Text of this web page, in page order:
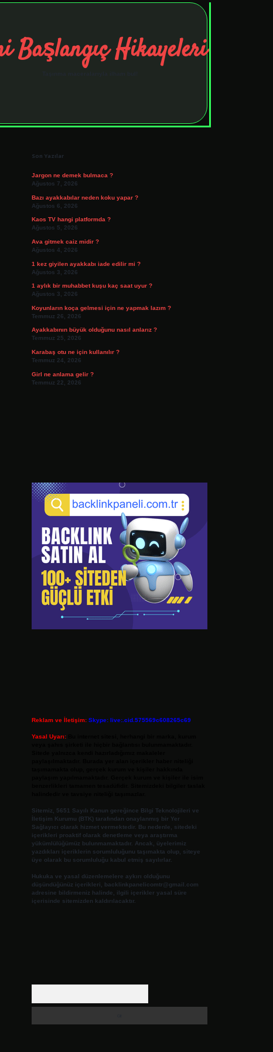
Başlangıç Hikayeleri
Son Yazılar
Jargon ne demek bulmaca ?
Ağustos 7, 2026
Bazı ayakkabılar neden koku yapar ?
Ağustos 6, 2026
Kaos TV hangi platformda ?
Ağustos 5, 2026
Ava gitmek caiz midir ?
Ağustos 4, 2026
1 kez giyilen ayakkabı iade edilir mi ?
Ağustos 3, 2026
1 aylık bir muhabbet kuşu kaç saat uyur ?
Ağustos 3, 2026
Koyunların koça gelmesi için ne yapmak lazım ?
Temmuz 26, 2026
Ayakkabının büyük olduğunu nasıl anlarız ?
Temmuz 25, 2026
Karabaş otu ne için kullanılır ?
Temmuz 24, 2026
Girl ne anlama gelir ?
Temmuz 22, 2026
Reklam ve İletişim: Skype: live:.cid.575569c608265c69
Yasal Uyarı:
Sitemiz, 5651 Sayılı Kanun gereğince Bilgi Teknolojileri ve
İletişim Kurumu (BTK) tarafından onaylanmış bir Yer
Sağlayıcı olarak hizmet vermektedir. Bu nedenle, sitedeki
içerikleri proaktif olarak denetleme veya araştırma
yükümlülüğümüz bulunmamaktadır. Ancak, üyelerimiz
yazdıkları içeriklerin sorumluluğunu taşımakta olup, siteye
üye olarak bu sorumluluğu kabul etmiş sayılırlar.
Hukuka ve yasal düzenlemelere aykırı olduğunu
düşündüğünüz içerikleri,
backlinkpanelicomtr@gmail.com
adresine bildirmeniz halinde, ilgili içerikler yasal süre
içerisinde sitemizden kaldırılacaktır.
tulipbetelexbett.net